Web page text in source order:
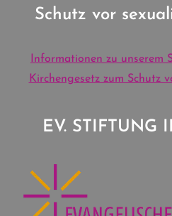
Schutz vor
Informationen zu unserem
Kirchengesetz zum Schutz
EV. STIFTUNG